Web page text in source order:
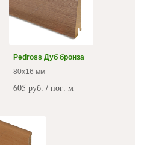
Pedross Дуб бронза
80x16 мм
605 руб. / пог. м